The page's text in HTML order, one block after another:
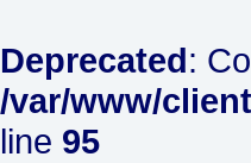
Deprecated:
/var/www/
line 95